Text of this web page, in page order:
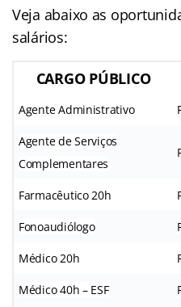
Veja abaixo as
salários:
CARGO PÚBLICO
Agente Administrativo
Agente de Serviços
Complementares
Farmacêutico 20h
Fonoaudiólogo
Médico 20h
Médico 40h – ESF